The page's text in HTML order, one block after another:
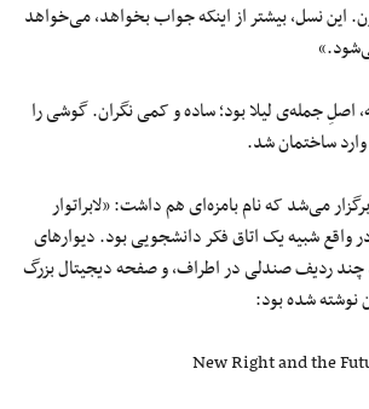
این نسل، بیشتر از اینکه جواب بخواهد، می‌خواهد
اصلِ جمله‌ی لیلا بود؛ ساده و کمی نگران. گوشی را
ساختمان شد.
می‌شد که نام بامزه‌ای هم داشت: «لابراتوار
واقع شبیه یک اتاق فکر دانشجویی بود. دیوارهای
ردیف صندلی در اطراف، و صفحه‌ دیجیتال بزرگ
نوشته شده بود:
New Right and the